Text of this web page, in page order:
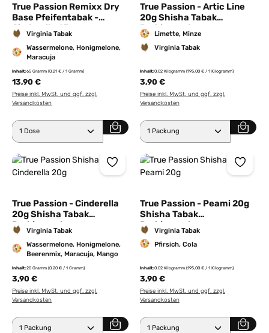
Durchschnittliche Bewertung von 5 von 5 Sternen
True Passion Remixx Dry
Base Pfeifentabak -
Cinderella 65g
Virginia Tabak
Wassermelone, Honigmelone,
Maracuja
Inhalt:65 Gramm (0,21 € / 1 Gramm)
13,90 €
Preise inkl. MwSt. und ggf. zzgl.
Versandkosten
Produkt Anzahl: Gib den gewünschten Wert ein
True Passion - Artic Line
20g Shisha Tabak
Probierpackung
Limette, Minze
Virginia Tabak
Inhalt:0.02 Kilogramm (195,00 € / 1 Kilogramm)
3,90 €
Preise inkl. MwSt. und ggf. zzgl.
Versandkosten
Produkt Anzahl: Gib den
True Passion - Cinderella
20g Shisha Tabak
Probierpackung
Virginia Tabak
Wassermelone, Honigmelone,
Beerenmix, Maracuja, Mango
Inhalt:20 Gramm (0,20 € / 1 Gramm)
3,90 €
Preise inkl. MwSt. und ggf. zzgl.
Versandkosten
Produkt Anzahl: Gib den gewünschten Wert ein
True Passion - Peami 20g
Shisha Tabak
Probierpackung
Virginia Tabak
Pfirsich, Cola
Inhalt:0.02 Kilogramm (195,00 € / 1 Kilogramm)
3,90 €
Preise inkl. MwSt. und ggf. zzgl.
Versandkosten
Produkt Anzahl: Gib den